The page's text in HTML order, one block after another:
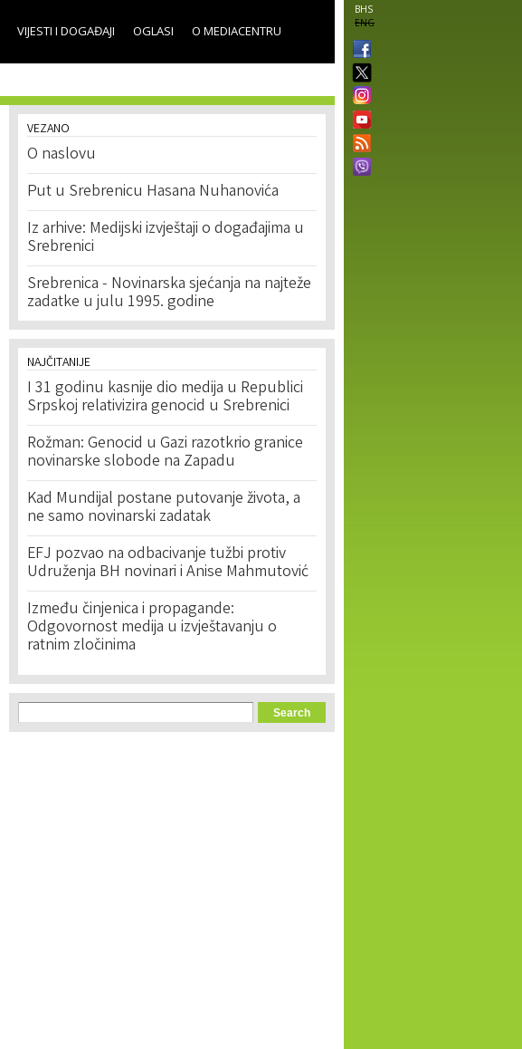
BHS
ENG
VIJESTI I DOGAĐAJI OGLASI O MEDIACENTRU
VEZANO
O naslovu
Put u Srebrenicu Hasana Nuhanovića
Iz arhive: Medijski izvještaji o događajima u
Srebrenici
Srebrenica - Novinarska sjećanja na najteže
zadatke u julu 1995. godine
NAJČITANIJE
I 31 godinu kasnije dio medija u Republici
Srpskoj relativizira genocid u Srebrenici
Rožman: Genocid u Gazi razotkrio granice
novinarske slobode na Zapadu
Kad Mundijal postane putovanje života, a
ne samo novinarski zadatak
EFJ pozvao na odbacivanje tužbi protiv
Udruženja BH novinari i Anise Mahmutović
Između činjenica i propagande:
Odgovornost medija u izvještavanju o
ratnim zločinima
Search form
Search